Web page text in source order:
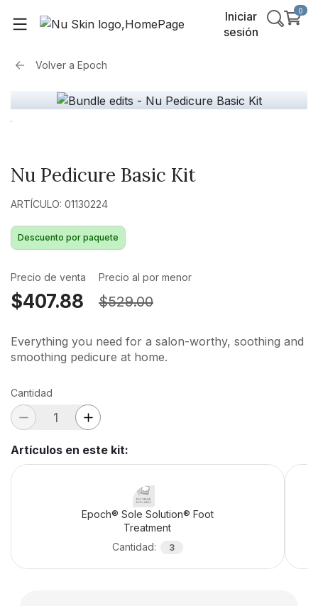
Iniciar
sesión
0
Volver a Epoch
Nu Pedicure Basic Kit
ARTÍCULO: 01130224
Descuento por paquete
Precio de venta
$407.88
Precio al por menor
$529.00
Everything you need for a salon-worthy, soothing and
smoothing pedicure at home.
Cantidad
Artículos en este kit:
Epoch® Sole Solution® Foot
Treatment
Cantidad: 3